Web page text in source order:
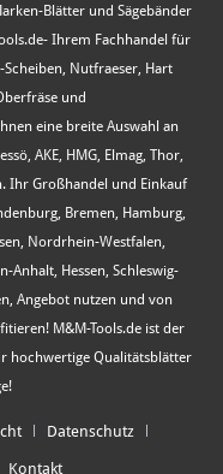
Blätter und Sägebänder
Ihrem Fachhandel für
Scheiben, Nutfraeser, Hart
und
eine breite Auswahl an
AKE, HMG, Elmag, Thor,
Ihr Großhandel und Einkauf
Bremen, Hamburg,
Nordrhein-Westfalen,
Anhalt, Hessen, Schleswig-
Angebot nutzen und von
M&M-Tools.de ist der
hochwertige Qualitätsblätter
Datenschutz
Kontakt